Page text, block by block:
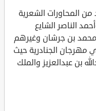
المحاورات الشعرية
الناصر الشايع
بن جرشان وغيرهم
مهرجان الجنادرية حيث
بن عبدالعزيز والملك